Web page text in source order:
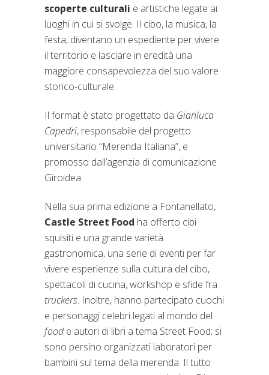
scoperte culturali e artistiche legate ai
luoghi in cui si svolge. Il cibo, la musica, la
festa, diventano un espediente per vivere
il territorio e lasciare in eredità una
maggiore consapevolezza del suo valore
storico-culturale.
Il format è stato progettato da Gianluca
Capedri, responsabile del progetto
universitario “Merenda Italiana”, e
promosso dall’agenzia di comunicazione
Giroidea.
Nella sua prima edizione a Fontanellato,
Castle Street Food ha offerto cibi
squisiti e una grande varietà
gastronomica, una serie di eventi per far
vivere esperienze sulla cultura del cibo,
spettacoli di cucina, workshop e sfide fra
truckers. Inoltre, hanno partecipato cuochi
e personaggi celebri legati al mondo del
foode autori di libri a tema Street Food; si
sono persino organizzati laboratori per
bambini sul tema della merenda. Il tutto